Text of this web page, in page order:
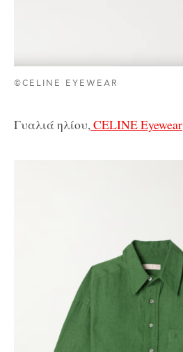
©CELINE EYEWEAR
Γυαλιά ηλίου,CELINE Eyewear